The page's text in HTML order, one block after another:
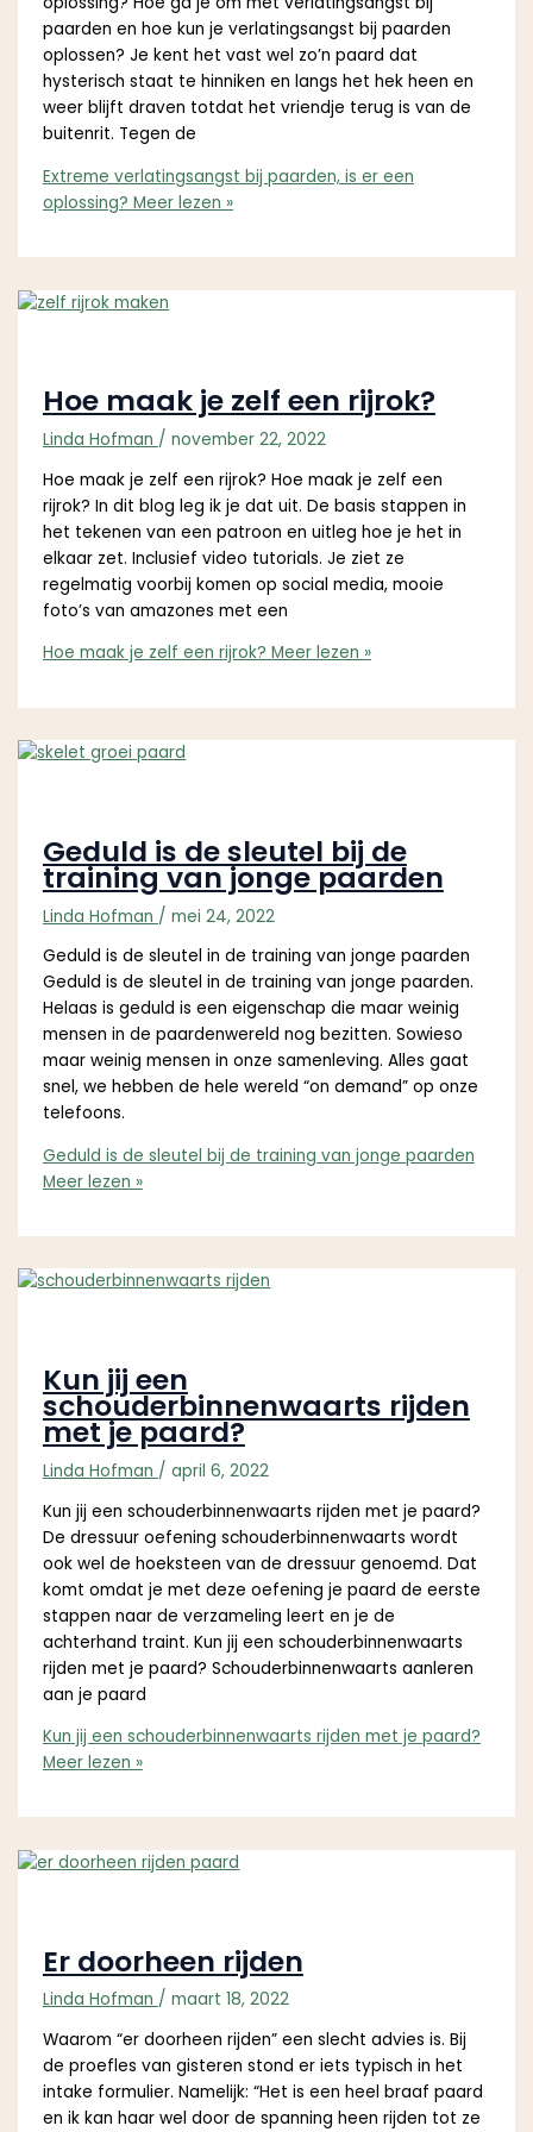
paarden en hoe kun je verlatingsangst bij paarden
oplossen? Je kent het vast wel zo’n paard dat
hysterisch staat te hinniken en langs het hek heen en
weer blijft draven totdat het vriendje terug is van de
buitenrit. Tegen de
Extreme verlatingsangst bij paarden, is er een
oplossing? Meer lezen »
Hoe maak je zelf een rijrok?
Linda Hofman / november 22, 2022
Hoe maak je zelf een rijrok? Hoe maak je zelf een
rijrok? In dit blog leg ik je dat uit. De basis stappen in
het tekenen van een patroon en uitleg hoe je het in
elkaar zet. Inclusief video tutorials. Je ziet ze
regelmatig voorbij komen op social media, mooie
foto’s van amazones met een
Hoe maak je zelf een rijrok? Meer lezen »
Geduld is de sleutel bij de
training van jonge paarden
Linda Hofman / mei 24, 2022
Geduld is de sleutel in de training van jonge paarden
Geduld is de sleutel in de training van jonge paarden.
Helaas is geduld is een eigenschap die maar weinig
mensen in de paardenwereld nog bezitten. Sowieso
maar weinig mensen in onze samenleving. Alles gaat
snel, we hebben de hele wereld “on demand” op onze
telefoons.
Geduld is de sleutel bij de training van jonge paarden
Meer lezen »
Kun jij een
schouderbinnenwaarts rijden
met je paard?
Linda Hofman / april 6, 2022
Kun jij een schouderbinnenwaarts rijden met je paard?
De dressuur oefening schouderbinnenwaarts wordt
ook wel de hoeksteen van de dressuur genoemd. Dat
komt omdat je met deze oefening je paard de eerste
stappen naar de verzameling leert en je de
achterhand traint. Kun jij een schouderbinnenwaarts
rijden met je paard? Schouderbinnenwaarts aanleren
aan je paard
Kun jij een schouderbinnenwaarts rijden met je paard?
Meer lezen »
Er doorheen rijden
Linda Hofman / maart 18, 2022
Waarom “er doorheen rijden” een slecht advies is. Bij
de proefles van gisteren stond er iets typisch in het
intake formulier. Namelijk: “Het is een heel braaf paard
en ik kan haar wel door de spanning heen rijden tot ze